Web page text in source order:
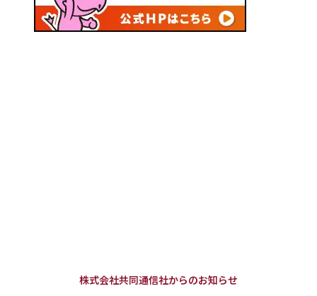
株式会社共同通信社からのお知らせ